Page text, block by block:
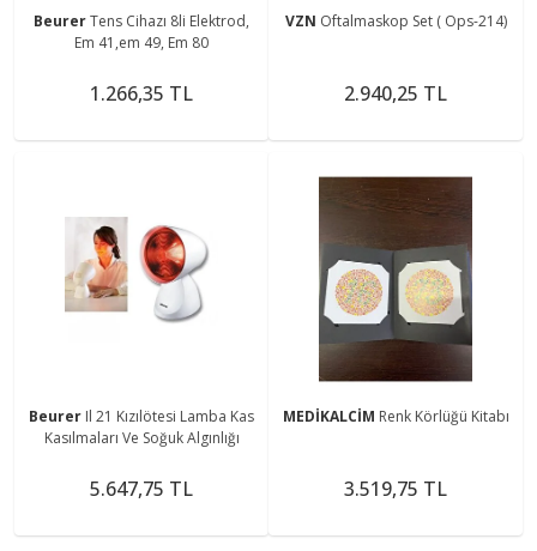
BeurerTens Cihazı 8li Elektrod,
Em 41,em 49, Em 80
1.266,35 TL
VZN Oftalmaskop Set ( Ops-214)
2.940,25 TL
Beurer Il 21 Kızılötesi Lamba Kas
Kasılmaları Ve Soğuk Algınlığı
5.647,75 TL
MEDİKALCİM Renk Körlüğü Kitabı
3.519,75 TL